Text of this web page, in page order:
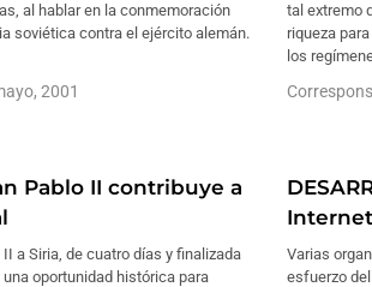
al hablar en la conmemoración
soviética contra el ejército alemán.
2001
tal extremo
riqueza
los
Pablo II contribuye a
a Siria, de cuatro días y finalizada
oportunidad histórica para
Varias
esfuerzo